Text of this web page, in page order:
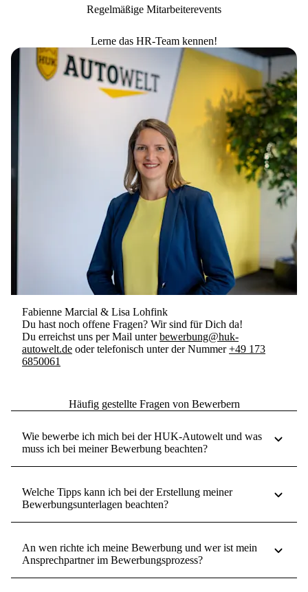
Regelmäßige Mitarbeiterevents
Lerne das HR-Team kennen!
Fabienne Marcial & Lisa Lohfink
Du hast noch offene Fragen? Wir sind für Dich da!
Du erreichst uns per Mail unterbewerbung@huk-
autowelt.de oder telefonisch unter der Nummer+49 173
6850061
Häufig gestellte Fragen von Bewerbern
Wie bewerbe ich mich bei der HUK-Autowelt und was
muss ich bei meiner Bewerbung beachten?
Welche Tipps kann ich bei der Erstellung meiner
Bewerbungsunterlagen beachten?
An wen richte ich meine Bewerbung und wer ist mein
Ansprechpartner im Bewerbungsprozess?